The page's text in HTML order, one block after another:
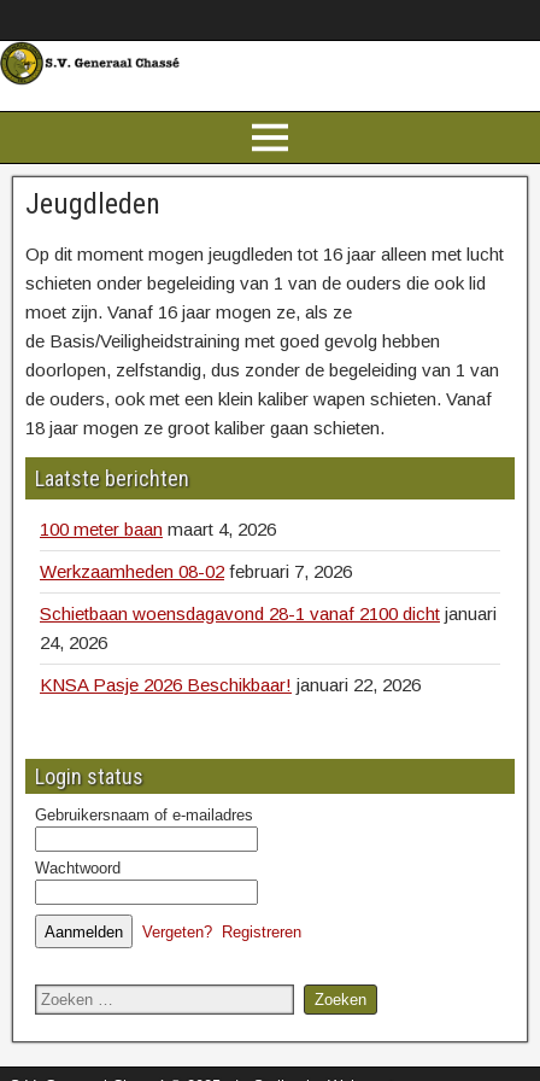
Jeugdleden
Op dit moment mogen jeugdleden tot 16 jaar alleen met lucht
schieten onder begeleiding van 1 van de ouders die ook lid
moet zijn. Vanaf 16 jaar mogen ze, als ze
de Basis/Veiligheidstraining met goed gevolg hebben
doorlopen, zelfstandig, dus zonder de begeleiding van 1 van
de ouders, ook met een klein kaliber wapen schieten. Vanaf
18 jaar mogen ze groot kaliber gaan schieten.
Laatste berichten
100 meter baan maart 4, 2026
Werkzaamheden 08-02 februari 7, 2026
Schietbaan woensdagavond 28-1 vanaf 2100 dicht januari
24, 2026
KNSA Pasje 2026 Beschikbaar! januari 22, 2026
Login status
Gebruikersnaam of e-mailadres
Wachtwoord
Vergeten? Registreren